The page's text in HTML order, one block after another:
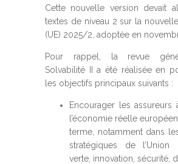
Cette nouvelle version devait
textes de niveau 2 sur la
(UE) 2025/2, adoptée en
Pour rappel, la revue
Solvabilité II a été réalisée en
les objectifs principaux suivants :
Encourager les assureurs
l’économie réelle
terme, notamment dans
stratégiques de l’Union
verte, innovation, sécurité,